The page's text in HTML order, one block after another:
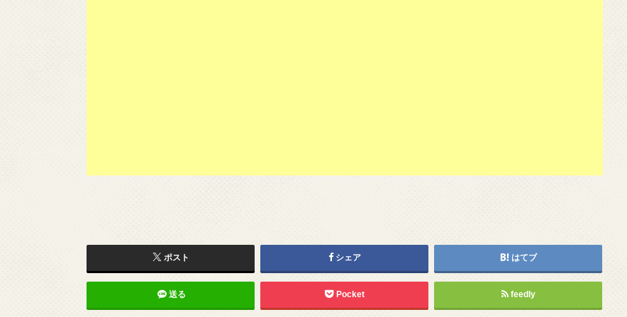
ポスト シェア はてブ
送る Pocket feedly